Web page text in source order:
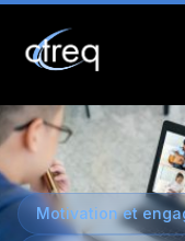
Motivation et